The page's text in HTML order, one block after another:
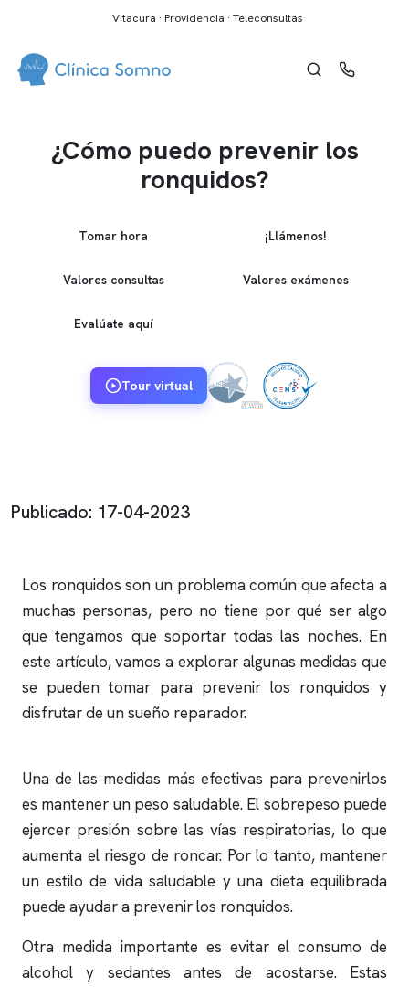
Vitacura · Providencia · Teleconsultas
¿Cómo puedo prevenir los
ronquidos?
Tomar hora ¡Llámenos!
Valores consultas Valores exámenes
Evalúate aquí
Tour virtual
Publicado: 17-04-2023
Los ronquidos son un problema común que afecta a
muchas personas, pero no tiene por qué ser algo
que tengamos que soportar todas las noches. En
este artículo, vamos a explorar algunas medidas que
se pueden tomar para prevenir los ronquidos y
disfrutar de un sueño reparador.
Una de las medidas más efectivas para prevenirlos
es mantener un peso saludable. El sobrepeso puede
ejercer presión sobre las vías respiratorias, lo que
aumenta el riesgo de roncar. Por lo tanto, mantener
un estilo de vida saludable y una dieta equilibrada
puede ayudar a prevenir los ronquidos.
Otra medida importante es evitar el consumo de
alcohol y sedantes antes de acostarse. Estas